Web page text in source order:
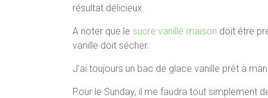
résultat délicieux.
A noter que le sucre vanillé maison doit être
vanille doit sécher.
J’ai toujours un bac de glace vanille prêt à
Pour le Sunday, il me faudra tout simplement